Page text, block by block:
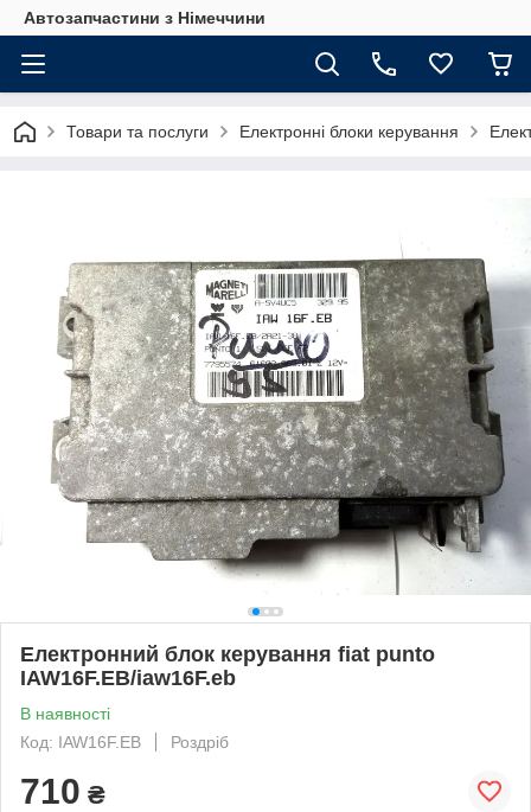
Автозапчастини з Німеччини
Товари та послуги Електронні блоки керування
Електронний блок керування fiat punto
IAW16F.EB/iaw16F.eb
В наявності
Код: IAW16F.EB
Роздріб
710 ₴